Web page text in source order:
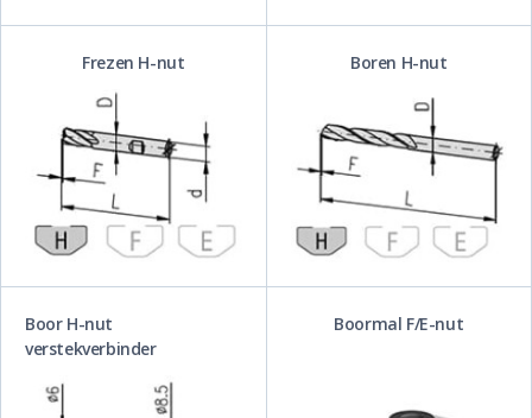
Frezen H-nut Boren H-nut
Boor H-nut
verstekverbinder
Boormal F/E-nut